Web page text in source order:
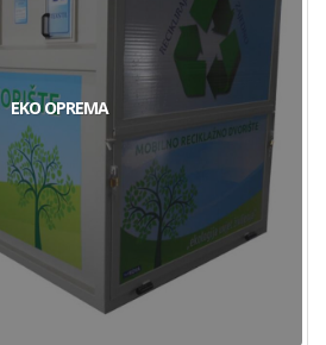
EKO OPREMA